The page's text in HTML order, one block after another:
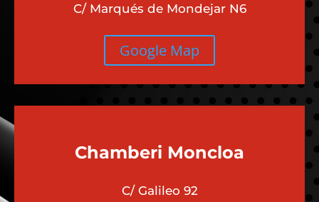
C/ Marqués de Mondejar N6
Google Map
Chamberi Moncloa
C/ Galileo 92